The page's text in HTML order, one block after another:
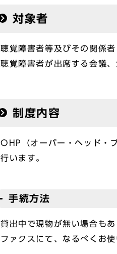
対象者
聴覚障害者等及びその関係者
聴覚障害者が出席する会議
制度内容
OHP（オーバー・ヘッド・
行います。
手続方法
貸出中で現物が無い場合も
ファクスにて、なるべくお